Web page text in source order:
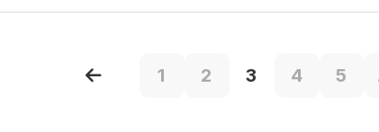
1 2 3 4 5